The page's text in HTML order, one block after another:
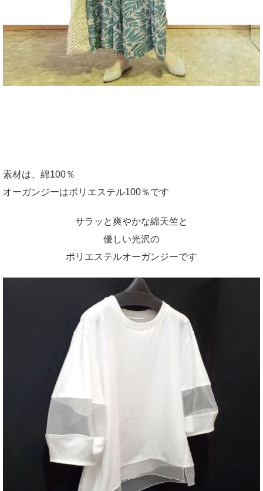
素材は、綿100％
オーガンジーはポリエステル100％です
サラッと爽やかな綿天竺と
優しい光沢の
ポリエステルオーガンジーです